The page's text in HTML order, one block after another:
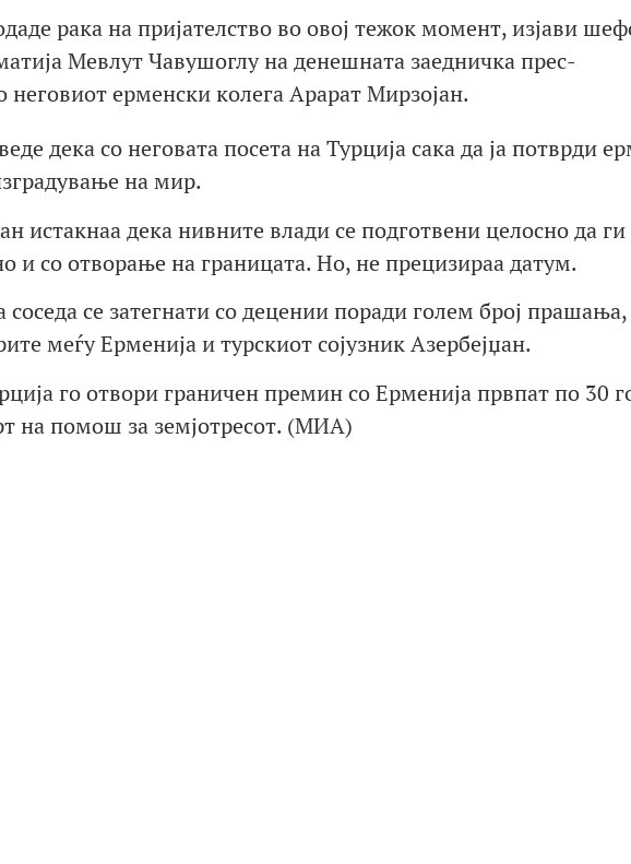
рака на пријателство во овој тежок момент, изјави
Мевлут Чавушоглу на денешната заедничка прес-
неговиот ерменски колега Арарат Мирзојан.
дека со неговата посета на Турција сака да ја потврди
на мир.
истакнаа дека нивните влади се подготвени целосно да
и со отворање на границата. Но, не прецизираа датум.
соседа се затегнати со децении поради голем број прашања,
меѓу Ерменија и турскиот сојузник Азербејџан.
го отвори граничен премин со Ерменија првпат по 30
на помош за земјотресот. (МИА)